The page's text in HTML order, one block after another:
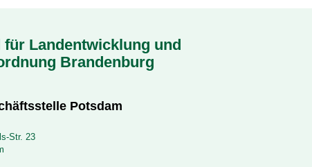
für Landentwicklung und
Brandenburg
Potsdam
Str. 23